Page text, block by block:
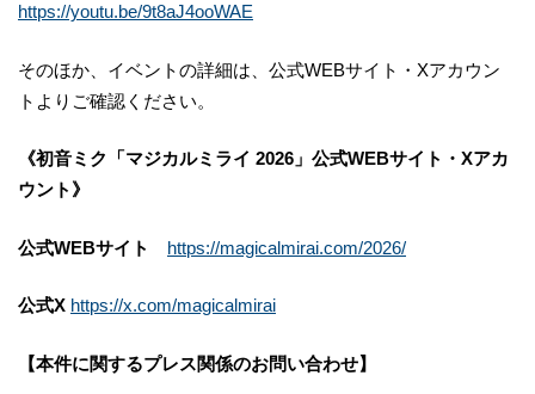
https://youtu.be/9t8aJ4ooWAE
そのほか、イベントの詳細は、公式WEBサイト・Xアカウン
トよりご確認ください。
《初音ミク「マジカルミライ 2026」公式WEBサイト・Xアカ
ウント》
公式WEBサイト https://magicalmirai.com/2026/
公式X https://x.com/magicalmirai
【本件に関するプレス関係のお問い合わせ】